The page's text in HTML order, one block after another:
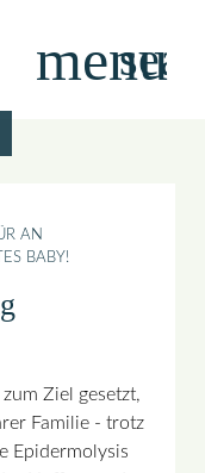
menu
AN
BABY!
Ziel gesetzt,
Familie - trotz
Epidermolysis